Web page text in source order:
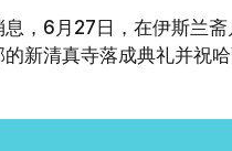
，6月27日，在伊斯兰
新清真寺落成典礼并祝